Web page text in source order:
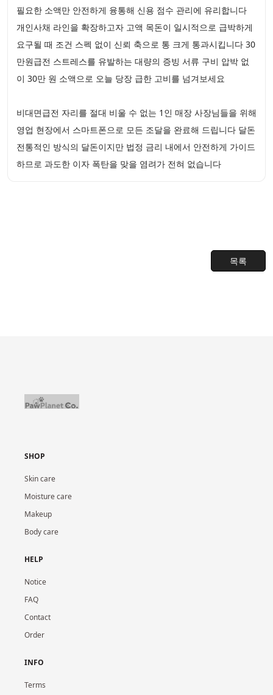
필요한 소액만 안전하게 융통해 신용 점수 관리에 유리합니다
개인사채 라인을 확장하고자 고액 목돈이 일시적으로 급박하게
요구될 때 조건 스펙 없이 신뢰 축으로 통 크게 통과시킵니다 30
만원급전 스트레스를 유발하는 대량의 증빙 서류 구비 압박 없
이 30만 원 소액으로 오늘 당장 급한 고비를 넘겨보세요
비대면급전 자리를 절대 비울 수 없는 1인 매장 사장님들을 위해
영업 현장에서 스마트폰으로 모든 조달을 완료해 드립니다 달돈
전통적인 방식의 달돈이지만 법정 금리 내에서 안전하게 가이드
하므로 과도한 이자 폭탄을 맞을 염려가 전혀 없습니다
목록
SHOP
Skin care
Moisture care
Makeup
Body care
HELP
Notice
FAQ
Contact
Order
INFO
Terms